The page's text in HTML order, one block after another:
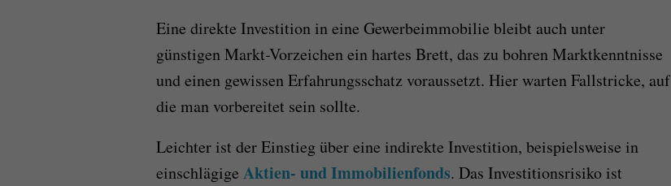
Eine direkte Investition in eine Gewerbeimmobilie bleibt auch unter
günstigen Markt-Vorzeichen ein hartes Brett, das zu bohren Marktkenntnisse
und einen gewissen Erfahrungsschatz voraussetzt. Hier warten Fallstricke, auf
die man vorbereitet sein sollte.
Leichter ist der Einstieg über eine indirekte Investition, beispielsweise in
einschlägige Aktien- und Immobilienfonds. Das Investitionsrisiko ist